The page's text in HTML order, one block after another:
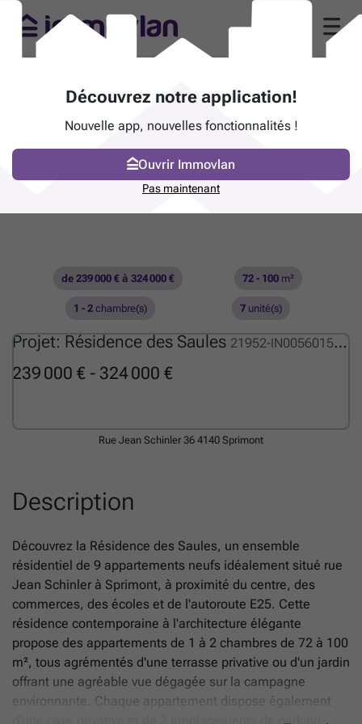
Projet: Résidence des Saules 21952-IN00560155_OM_8317
239 000 € - 324 000 €
de 239 000 € à 324 000 € 72 - 100 m²
1 - 2 chambre(s) 7unité(s)
Rue Jean Schinler 36 4140 Sprimont
Description
Découvrez la Résidence des Saules, un ensemble
résidentiel de 9 appartements neufs idéalement situé rue
Jean Schinler à Sprimont, à proximité du centre, des
commerces, des écoles et de l'autoroute E25. Cette
résidence contemporaine à l'architecture élégante
propose des appartements de 1 à 2 chambres de 72 à 100
m², tous agrémentés d'une terrasse privative ou d'un jardin
offrant une agréable vue dégagée sur la campagne
environnante. Chaque appartement dispose également
d'une cave privative et de 2 emplacements de parking
Découvrez notre application!
Nouvelle app, nouvelles fonctionnalités !
Ouvrir Immovlan
Pas maintenant